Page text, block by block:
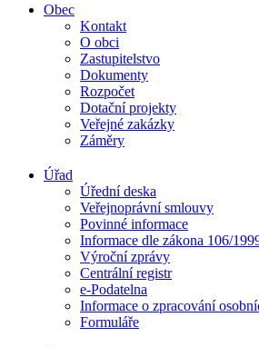
Obec
Kontakt
O obci
Zastupitelstvo
Dokumenty
Rozpočet
Dotační projekty
Veřejné zakázky
Záměry
Úřad
Úřední deska
Veřejnoprávní smlouvy
Povinné informace
Informace dle zákona 106/
Výroční zprávy
Centrální registr
e-Podatelna
Informace o zpracování
Formuláře